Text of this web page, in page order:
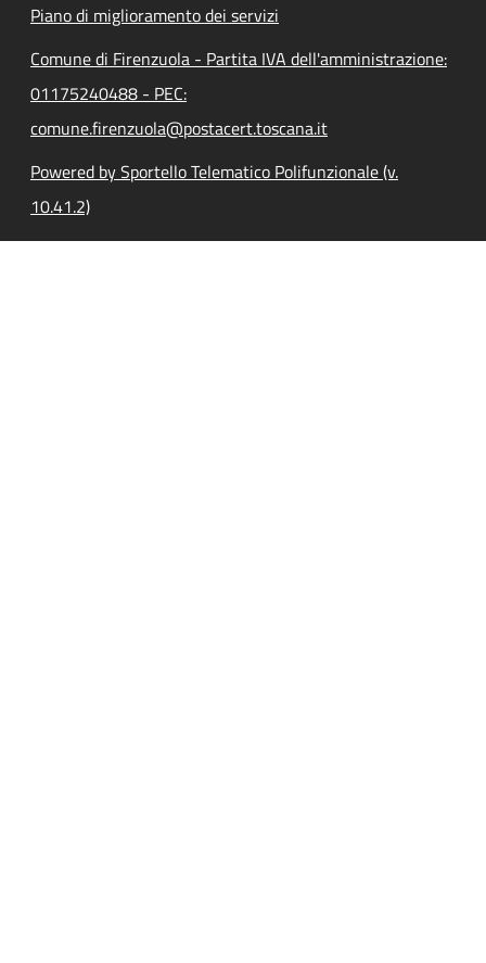
Piano di miglioramento dei servizi
Comune di Firenzuola - Partita IVA dell'amministrazione:
01175240488 - PEC:
comune.firenzuola@postacert.toscana.it
Powered by Sportello Telematico Polifunzionale (v.
10.41.2)